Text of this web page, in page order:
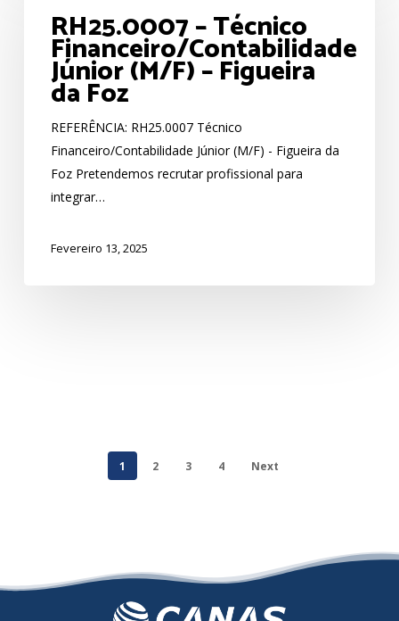
Técnico
Financeiro/Contabilidade
Júnior
(M/F)
Figueira
RH25.0007 – Técnico
Financeiro/Contabilidade
Júnior (M/F) – Figueira
da Foz
REFERÊNCIA: RH25.0007 Técnico
Financeiro/Contabilidade Júnior (M/F) - Figueira da
Foz Pretendemos recrutar profissional para
integrar…
Fevereiro 13, 2025
1 2 3 4 Next